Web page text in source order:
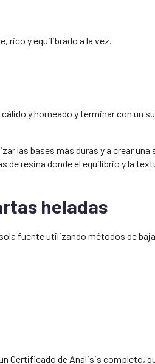
rico y equilibrado a la vez.
y horneado y terminar con un
las bases más duras y a crear
resina donde el equilibrio y la
heladas
fuente utilizando métodos de
Certificado de Análisis completo,